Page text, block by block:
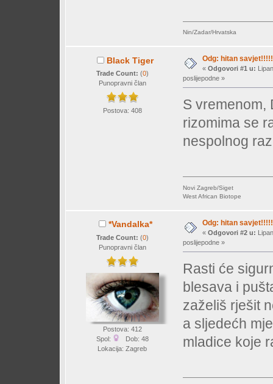
Nin/Zadar/Hrvatska
Black Tiger
Trade Count: (0)
Punopravni član
Postova: 408
Odg: hitan savjet!!!!!
« Odgovori #1 u:
poslijepodne »
S vremenom,
rizomima se
nespolnog
Novi Zagreb/Siget
West African Biotope
*Vandalka*
Trade Count: (0)
Punopravni član
Postova: 412
Spol:
Dob: 48
Lokacija: Zagreb
Odg: hitan savjet!!!!!
« Odgovori #2 u:
poslijepodne »
Rasti će
blesava i
zaželiš rješit
a sljedećh
mladice koje